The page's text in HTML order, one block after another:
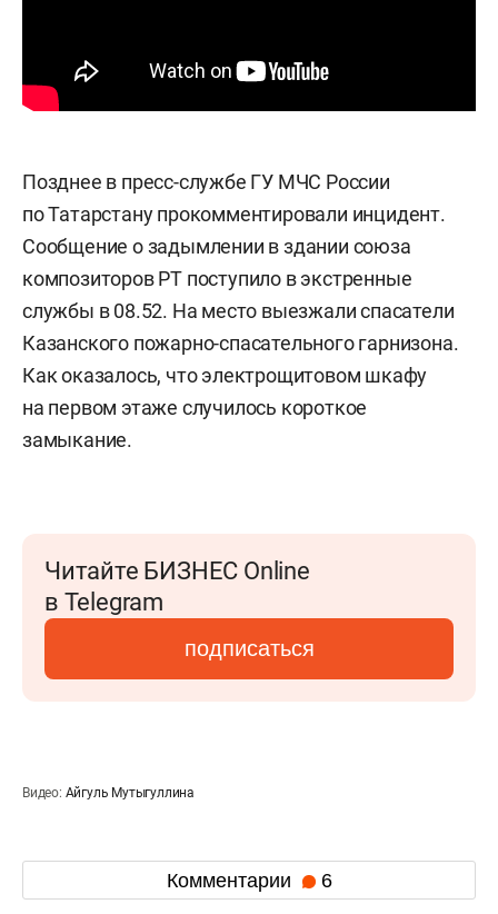
Позднее в пресс-службе ГУ МЧС России
по Татарстану прокомментировали инцидент.
Сообщение о задымлении в здании союза
композиторов РТ поступило в экстренные
службы в 08.52. На место выезжали спасатели
Казанского пожарно-спасательного гарнизона.
Как оказалось, что электрощитовом шкафу
на первом этаже случилось короткое
замыкание.
Читайте БИЗНЕС Online
в Telegram
подписаться
Видео: Айгуль Мутыгуллина
Комментарии 6